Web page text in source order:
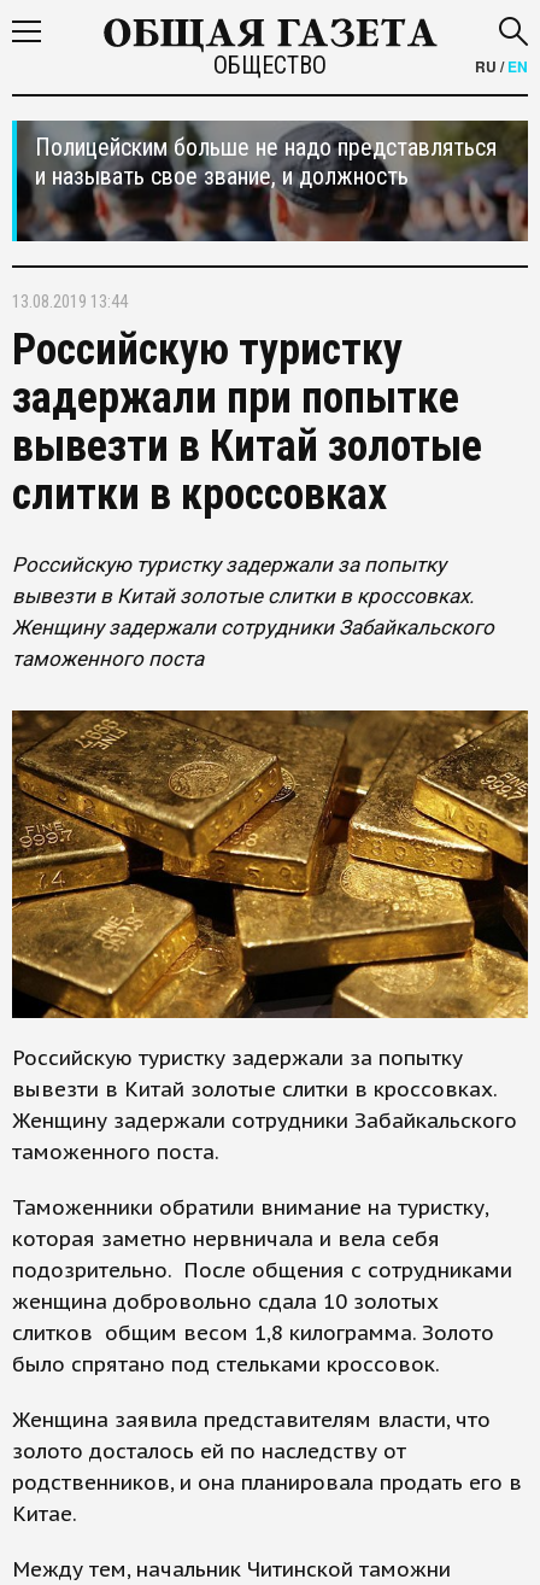
ОБЩЕСТВО RU /EN
Полицейским больше не надо представляться
и называть свое звание, и должность
13.08.2019 13:44
Российскую туристку
задержали при попытке
вывезти в Китай золотые
слитки в кроссовках
Российскую туристку задержали за попытку
вывезти в Китай золотые слитки в кроссовках.
Женщину задержали сотрудники Забайкальского
таможенного поста
Российскую туристку задержали за попытку
вывезти в Китай золотые слитки в кроссовках.
Женщину задержали сотрудники Забайкальского
таможенного поста.
Таможенники обратили внимание на туристку,
которая заметно нервничала и вела себя
подозрительно. После общения с сотрудниками
женщина добровольно сдала 10 золотых
слитков общим весом 1,8 килограмма. Золото
было спрятано под стельками кроссовок.
Женщина заявила представителям власти, что
золото досталось ей по наследству от
родственников, и она планировала продать его в
Китае.
Между тем, начальник Читинской таможни